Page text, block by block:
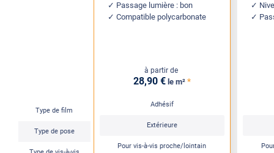
Type de film
Type de pose
Passage lumière : bon
Compatible polycarbonate
à partir de
28,90 € le m² *
Adhésif
Extérieure
Pour vis-à-vis proche/lointain